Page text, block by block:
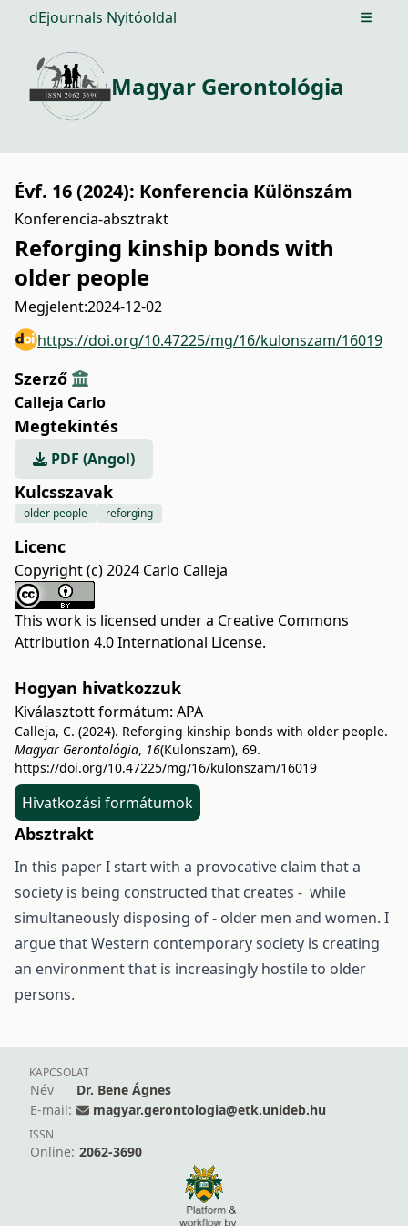
dEjournals Nyitóoldal Open
Magyar Gerontológia
Évf. 16 (2024): Konferencia Különszám
Konferencia-absztrakt
Reforging kinship bonds with
older people
Megjelent:2024-12-02
https://doi.org/10.47225/mg/16/kulonszam/16019
Szerző
Calleja Carlo
Megtekintés
PDF (Angol)
Kulcsszavak
older people reforging
Licenc
Copyright (c) 2024 Carlo Calleja
This work is licensed under a Creative Commons
Attribution 4.0 International License.
Hogyan hivatkozzuk
Kiválasztott formátum: APA
Calleja, C. (2024). Reforging kinship bonds with older people.
Magyar Gerontológia, 16(Kulonszam), 69.
https://doi.org/10.47225/mg/16/kulonszam/16019
Hivatkozási formátumok
Absztrakt
In this paper I start with a provocative claim that a
society is being constructed that creates - while
simultaneously disposing of - older men and women. I
argue that Western contemporary society is creating
an environment that is increasingly hostile to older
persons.
KAPCSOLAT
Név
Dr. Bene Ágnes
E-mail:
magyar.gerontologia@etk.unideb.hu
ISSN
Online: 2062-3690